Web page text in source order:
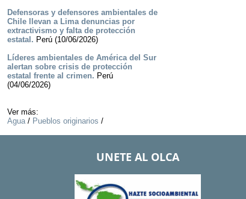
Defensoras y defensores ambientales de
Chile llevan a Lima denuncias por
extractivismo y falta de protección
estatal. Perú (10/06/2026)
Líderes ambientales de América del Sur
alertan sobre crisis de protección
estatal frente al crimen. Perú
(04/06/2026)
Ver más:
Agua/ Pueblos originarios /
UNETE AL OLCA